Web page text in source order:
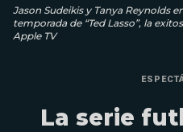
Jason Sudeikis y Tanya Reynolds
temporada de “Ted Lasso”, la
Apple TV
La serie